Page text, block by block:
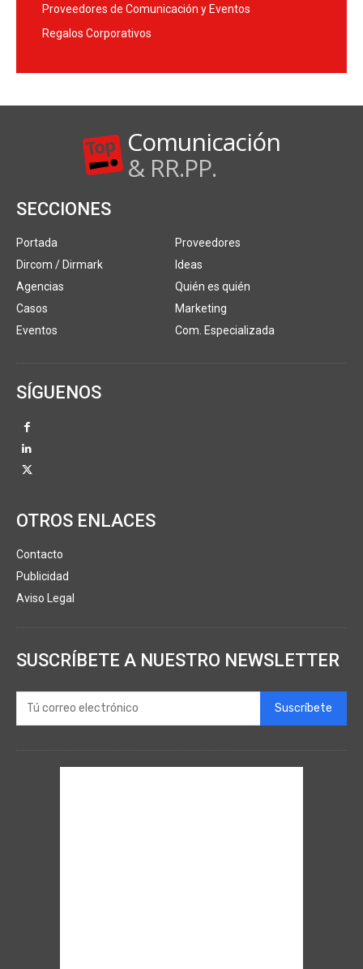
Proveedores de Comunicación y Eventos
Regalos Corporativos
Comunicación
& RR.PP.
SECCIONES
Portada
Dircom / Dirmark
Agencias
Casos
Eventos
Proveedores
Ideas
Quién es quién
Marketing
Com. Especializada
SÍGUENOS
OTROS ENLACES
Contacto
Publicidad
Aviso Legal
SUSCRÍBETE A NUESTRO NEWSLETTER
Suscríbete